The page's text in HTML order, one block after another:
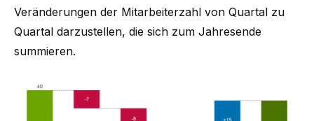
Veränderungen der Mitarbeiterzahl von Quartal zu
Quartal darzustellen, die sich zum Jahresende
summieren.